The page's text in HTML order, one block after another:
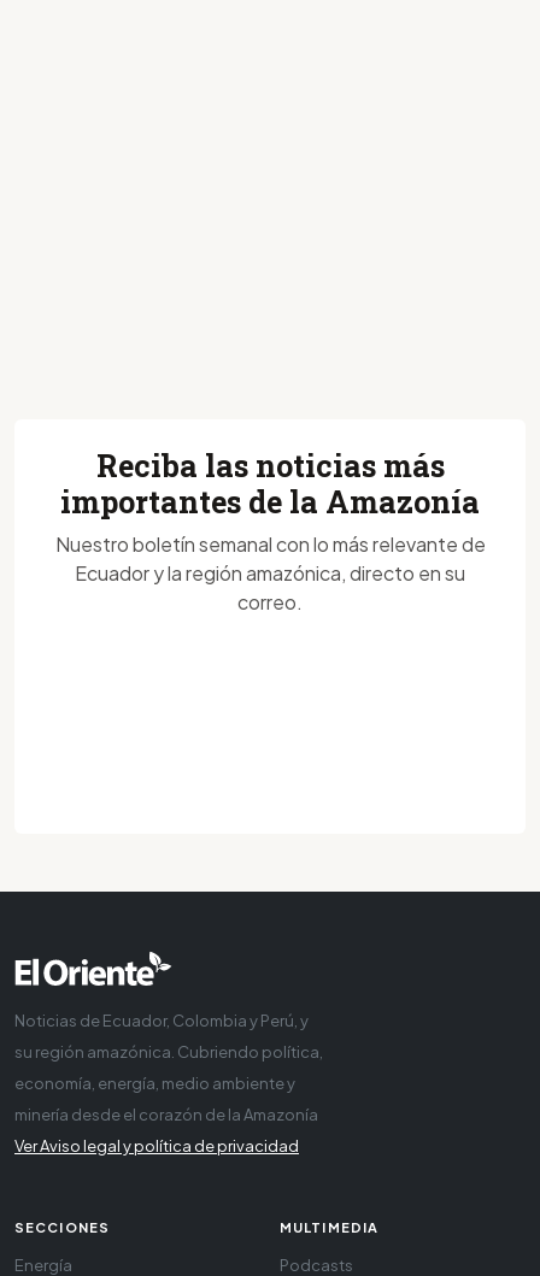
Reciba las noticias más
importantes de la Amazonía
Nuestro boletín semanal con lo más relevante de
Ecuador y la región amazónica, directo en su
correo.
Noticias de Ecuador, Colombia y Perú, y
su región amazónica. Cubriendo política,
economía, energía, medio ambiente y
minería desde el corazón de la Amazonía
Ver Aviso legal y política de privacidad
SECCIONES
Energía
MULTIMEDIA
Podcasts